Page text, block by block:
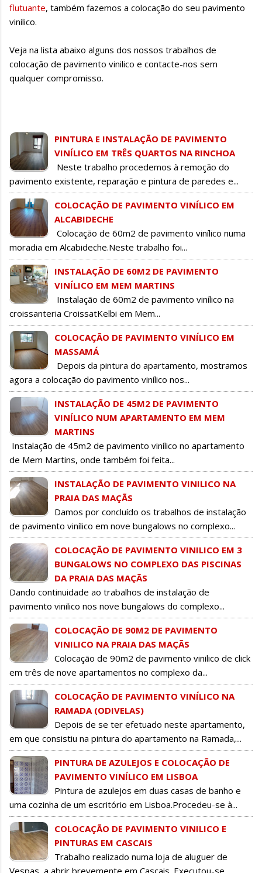
flutuante, também fazemos a colocação do seu pavimento
vinilico.
Veja na lista abaixo alguns dos nossos trabalhos de
colocação de pavimento vinilico e contacte-nos sem
qualquer compromisso.
PINTURA E INSTALAÇÃO DE PAVIMENTO
VINÍLICO EM TRÊS QUARTOS NA RINCHOA
Neste trabalho procedemos à remoção do
pavimento existente, reparação e pintura de paredes e...
COLOCAÇÃO DE PAVIMENTO VINÍLICO EM
ALCABIDECHE
Colocação de 60m2 de pavimento vinílico numa
moradia em Alcabideche.Neste trabalho foi...
INSTALAÇÃO DE 60M2 DE PAVIMENTO
VINÍLICO EM MEM MARTINS
Instalação de 60m2 de pavimento vinílico na
croissanteria CroissatKelbi em Mem...
COLOCAÇÃO DE PAVIMENTO VINÍLICO EM
MASSAMÁ
Depois da pintura do apartamento, mostramos
agora a colocação do pavimento vinílico nos...
INSTALAÇÃO DE 45M2 DE PAVIMENTO
VINÍLICO NUM APARTAMENTO EM MEM
MARTINS
Instalação de 45m2 de pavimento vinílico no apartamento
de Mem Martins, onde também foi feita...
INSTALAÇÃO DE PAVIMENTO VINILICO NA
PRAIA DAS MAÇÃS
Damos por concluído os trabalhos de instalação
de pavimento vinílico em nove bungalows no complexo...
COLOCAÇÃO DE PAVIMENTO VINILICO EM 3
BUNGALOWS NO COMPLEXO DAS PISCINAS
DA PRAIA DAS MAÇÃS
Dando continuidade ao trabalhos de instalação de
pavimento vinilico nos nove bungalows do complexo...
COLOCAÇÃO DE 90M2 DE PAVIMENTO
VINILICO NA PRAIA DAS MAÇÃS
Colocação de 90m2 de pavimento vinilico de click
em três de nove apartamentos no complexo da...
COLOCAÇÃO DE PAVIMENTO VINÍLICO NA
RAMADA (ODIVELAS)
Depois de se ter efetuado neste apartamento,
em que consistiu na pintura do apartamento na Ramada,...
PINTURA DE AZULEJOS E COLOCAÇÃO DE
PAVIMENTO VINÍLICO EM LISBOA
Pintura de azulejos em duas casas de banho e
uma cozinha de um escritório em Lisboa.Procedeu-se à...
COLOCAÇÃO DE PAVIMENTO VINILICO E
PINTURAS EM CASCAIS
Trabalho realizado numa loja de aluguer de
Vespas, a abrir brevemente em Cascais. Executou-se...